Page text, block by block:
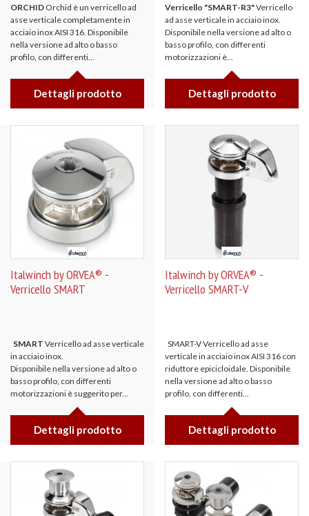
ORCHID Orchid è un verricello ad
asse verticale completamente in
acciaio inox AISI 316. Disponibile
nella versione ad alto o basso
profilo, con differenti...
Dettagli prodotto
Verricello "SMART-R3"Verricello
ad asse verticale in acciaio inox.
Disponibile nella versione ad alto o
basso profilo, con differenti
motorizzazioni è...
Dettagli prodotto
Italwinch by ORVEA® -
Verricello SMART
SMART Verricello ad asse verticale
in acciaio inox.
Disponibile nella versione ad alto o
basso profilo, con differenti
motorizzazioni è suggerito per...
Dettagli prodotto
Italwinch by ORVEA® -
Verricello SMART-V
SMART-V Verricello ad asse
verticale in acciaio inox AISI 316 con
riduttore epicicloidale. Disponibile
nella versione ad alto o basso
profilo, con differenti...
Dettagli prodotto